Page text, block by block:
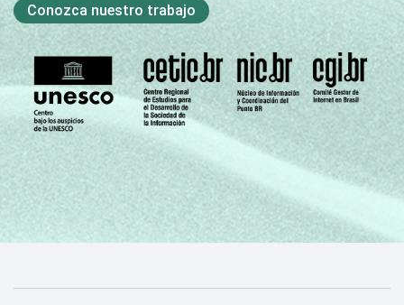
aproximadospara cada variável este
indicador.
Fonte: NIC.br - out/nov 2009
Conozca nuestro trabajo